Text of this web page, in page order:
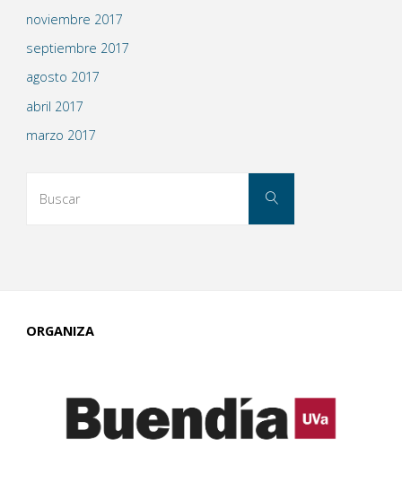
noviembre 2017
septiembre 2017
agosto 2017
abril 2017
marzo 2017
Buscar
ORGANIZA